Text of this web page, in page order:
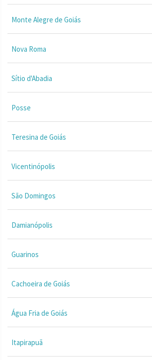
Monte Alegre de Goiás
Nova Roma
Sítio d'Abadia
Posse
Teresina de Goiás
Vicentinópolis
São Domingos
Damianópolis
Guarinos
Cachoeira de Goiás
Água Fria de Goiás
Itapirapuã